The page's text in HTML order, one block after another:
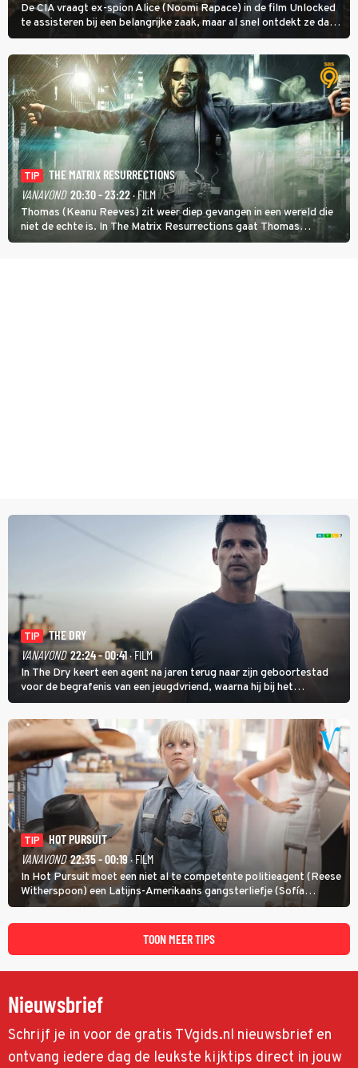
De CIA vraagt ex-spion Alice (Noomi Rapace) in de film Unlocked
te assisteren bij een belangrijke zaak, maar al snel ontdekt ze dat
degene die haar aanstelde kwade bedoelingen heeft.
TIP
THE MATRIX RESURRECTIONS
VANAVOND 20:30 - 23:22· FILM
Thomas (Keanu Reeves) zit weer diep gevangen in een wereld die
niet de echte is. In The Matrix Resurrections gaat Thomas
proberen uit deze schijnwereld te ontsnappen.
TIP
THE DRY
VANAVOND 22:24 - 00:41· FILM
In The Dry keert een agent na jaren terug naar zijn geboortestad
voor de begrafenis van een jeugdvriend, waarna hij bij het
onderzoeken van diens dood een verband begint te vermoeden
met een oude zaak.
TIP
HOT PURSUIT
VANAVOND 22:35 - 00:19· FILM
In Hot Pursuit moet een niet al te competente politieagent (Reese
Witherspoon) een Latijns-Amerikaans gangsterliefje (Sofía
Vergara) beschermen tegen corrupte agenten en moordlustige
maffiatypes.
TOON MEER TIPS
Nieuwsbrief
Schrijf je in voor de gratis TVgids.nl nieuwsbrief en
ontvang iedere dag de leukste kijktips direct in jouw